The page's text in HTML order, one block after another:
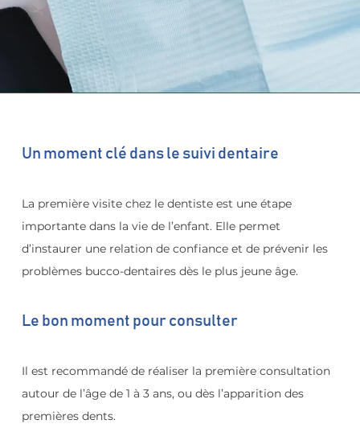
Un moment clé dans le suivi dentaire
La première visite chez le dentiste est une étape
importante dans la vie de l’enfant. Elle permet
d’instaurer une relation de confiance et de prévenir les
problèmes bucco-dentaires dès le plus jeune âge.
Le bon moment pour consulter
Il est recommandé de réaliser la première consultation
autour de l’âge de 1 à 3 ans, ou dès l’apparition des
premières dents.